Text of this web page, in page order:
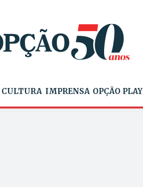
CULTURA IMPRENSA OPÇÃO PLAY